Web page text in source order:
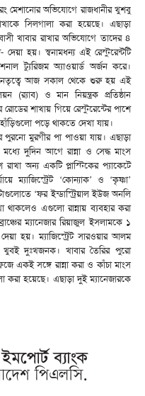
রং মেশানোর অভিযোগে রাজধানীর খুশবু
সিলগালা করা হয়েছে। এছাড়া
খাবার রাখার অভিযোগে তাদের ৪
হয়। স্বনামধন্য এই রেস্টুরেন্টটি
ট্যুরিজম অ্যাওয়ার্ড অর্জন করে।
নেতৃত্বে আজ সকাল থেকে শুরু হয় এই
(র‌্যাব) ও মান নিয়ন্ত্রক প্রতিষ্ঠান
শাখায় গিয়ে রেস্টুরেন্টের পাশে
পড়ে থাকতে দেখা যায়।
পুরনো মুরগীর পা পাওয়া যায়। এছাড়া
মধ্যে দুদিন আগে রান্না ও সেদ্ধ মাংস
রাখা অন্য একটি প্লাস্টিকের প্যাকেটে
ম্যাজিস্ট্রেট ‘কোন্যাক’ ও ‘কৃষ্ণা’
‘ফর ইন্ডাস্ট্রিয়াল ইউজ অনলি
থাকলেও এগুলো রান্নায় ব্যবহার করা
ম্যানেজার রিয়াজুল ইসলামকে ১
হয়। ম্যাজিস্ট্রেট সারওয়ার আলম
খুবই দুঃখজনক। খাবার তৈরির পুরো
একই সঙ্গে রান্না করা ও কাঁচা মাংস
করা হয়েছে। এছাড়া দুই ম্যানেজারকে